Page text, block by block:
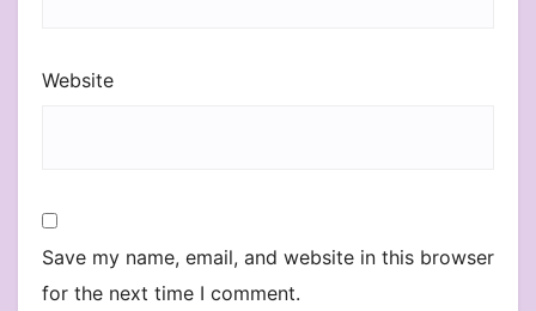
Website
Save my name, email, and website in this browser
for the next time I comment.